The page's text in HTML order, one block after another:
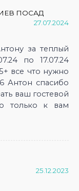
ПОСАД
27.07.2024
за теплый
по 17.07.24
все что нужно
Антон спасибо
ваш гостевой
только к вам
25.12.2023